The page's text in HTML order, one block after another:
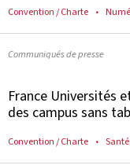
Convention / Charte
Communiqués de presse
France Universités
des campus sans
Convention / Charte Santé